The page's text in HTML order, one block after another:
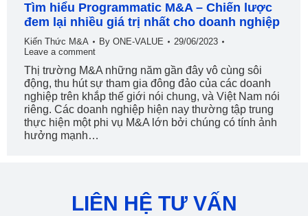
Tìm hiểu Programmatic M&A – Chiến lược
đem lại nhiều giá trị nhất cho doanh nghiệp
Kiến Thức M&A By ONE-VALUE
29/06/2023
Leave a comment
Thị trường M&A những năm gần đây vô cùng sôi
động, thu hút sự tham gia đông đảo của các doanh
nghiệp trên khắp thế giới nói chung, và Việt Nam nói
riêng. Các doanh nghiệp hiện nay thường tập trung
thực hiện một phi vụ M&A lớn bởi chúng có tính ảnh
hưởng mạnh…
LIÊN HỆ TƯ VẤN